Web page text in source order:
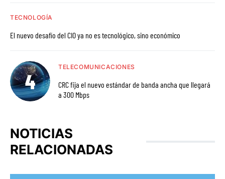
TECNOLOGÍA
El nuevo desafío del CIO ya no es tecnológico, sino económico
TELECOMUNICACIONES
CRC fija el nuevo estándar de banda ancha que llegará
a 300 Mbps
NOTICIAS
RELACIONADAS